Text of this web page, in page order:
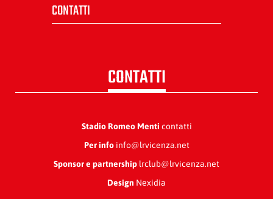
CONTATTI
CONTATTI
Stadio Romeo Menti contatti
Per infoinfo@lrvicenza.net
Sponsor e partnership lrclub@lrvicenza.net
Design Nexidia